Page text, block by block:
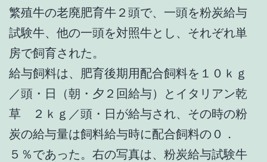
繁殖牛の老廃肥育牛２頭で、一頭を粉炭給与
試験牛、他の一頭を対照牛とし、それぞれ単
房で飼育された。
給与飼料は、肥育後期用配合飼料を１０ｋｇ
／頭・日（朝・夕２回給与）とイタリアン乾
草 ２ｋｇ／頭・日が給与され、その時の粉
炭の給与量は飼料給与時に配合飼料の０．
５％であった。右の写真は、粉炭給与試験牛